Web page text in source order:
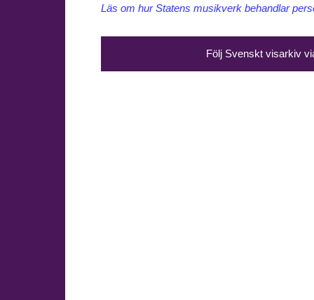
Läs om hur Statens musikverk behandlar
Följ Svenskt visarkiv